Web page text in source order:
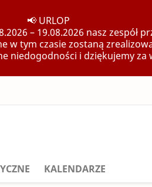
📢 URLOP
– 19.08.2026 nasz zespół
w tym czasie zostaną
niedogodności i dziękujemy za
KALENDARZE